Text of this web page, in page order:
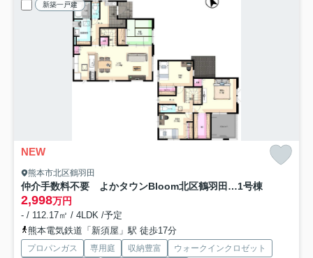
新築一戸建
NEW
熊本市北区鶴羽田
仲介手数料不要 よかタウンBloom北区鶴羽田3丁目１期【北部東小・北部中】1号棟
2,998万円
- / 112.17㎡ / 4LDK /予定
熊本電気鉄道「新須屋」駅 徒歩17分
プロパンガス 専用庭 収納豊富
ウォークインクロゼット